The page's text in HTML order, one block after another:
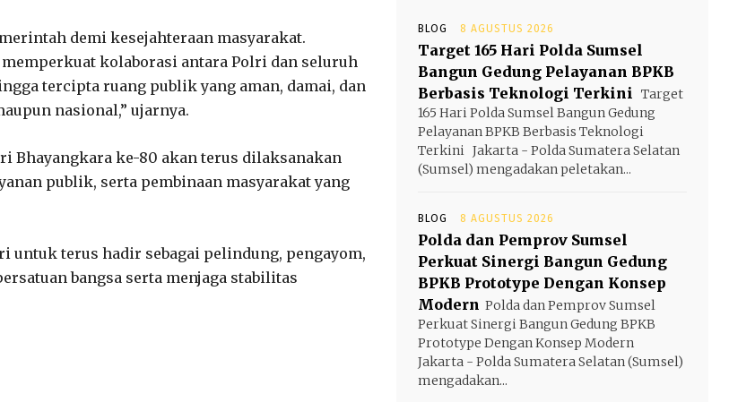
demi kesejahteraan masyarakat.
kolaborasi antara Polri dan seluruh
tercipta ruang publik yang aman, damai, dan
nasional,” ujarnya.
Bhayangkara ke-80 akan terus dilaksanakan
publik, serta pembinaan masyarakat yang
untuk terus hadir sebagai pelindung, pengayom,
bangsa serta menjaga stabilitas
BLOG 8 AGUSTUS 2026
Target 165 Hari Polda Sumsel
Bangun Gedung Pelayanan BPKB
Berbasis Teknologi Terkini Target
165 Hari Polda Sumsel Bangun Gedung
Pelayanan BPKB Berbasis Teknologi
Terkini Jakarta - Polda Sumatera Selatan
(Sumsel) mengadakan peletakan...
BLOG 8 AGUSTUS 2026
Polda dan Pemprov Sumsel
Perkuat Sinergi Bangun Gedung
BPKB Prototype Dengan Konsep
Modern Polda dan Pemprov Sumsel
Perkuat Sinergi Bangun Gedung BPKB
Prototype Dengan Konsep Modern
Jakarta - Polda Sumatera Selatan (Sumsel)
mengadakan...